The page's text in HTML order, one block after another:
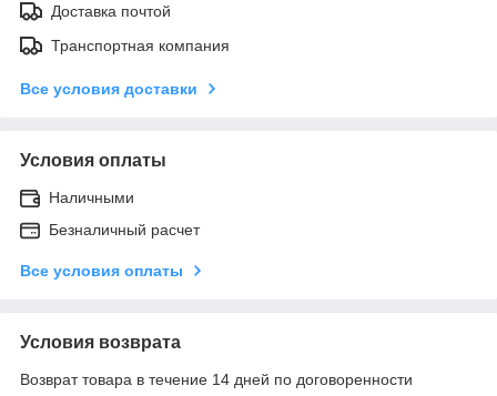
Доставка почтой
Транспортная компания
Все условия доставки
Условия оплаты
Наличными
Безналичный расчет
Все условия оплаты
Условия возврата
Возврат товара в течение 14 дней по договоренности